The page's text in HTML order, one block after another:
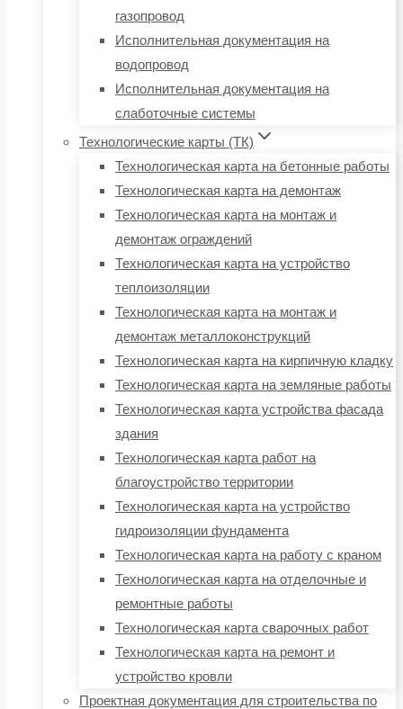
газопровод
Исполнительная документация на
водопровод
Исполнительная документация на
слаботочные системы
Технологические карты (ТК)
Технологическая карта на бетонные работы
Технологическая карта на демонтаж
Технологическая карта на монтаж и
демонтаж ограждений
Технологическая карта на устройство
теплоизоляции
Технологическая карта на монтаж и
демонтаж металлоконструкций
Технологическая карта на кирпичную кладку
Технологическая карта на земляные работы
Технологическая карта устройства фасада
здания
Технологическая карта работ на
благоустройство территории
Технологическая карта на устройство
гидроизоляции фундамента
Технологическая карта на работу с краном
Технологическая карта на отделочные и
ремонтные работы
Технологическая карта сварочных работ
Технологическая карта на ремонт и
устройство кровли
Проектная документация для строительства по